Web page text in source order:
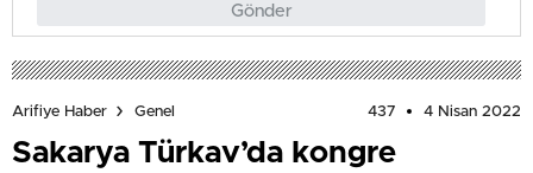
Gönder
Arifiye Haber Genel 437 4 Nisan 2022
Sakarya Türkav’da kongre